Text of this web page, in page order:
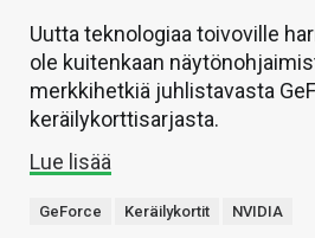
Uutta teknologiaa toivoville
ole kuitenkaan
merkkihetkiä juhlistavasta
keräilykorttisarjasta.
Lue lisää
GeForce Keräilykortit NVIDIA